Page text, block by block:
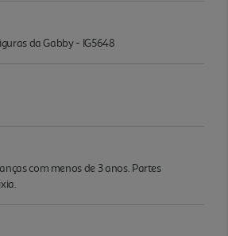
da Gabby - IG5648
com menos de 3 anos. Partes